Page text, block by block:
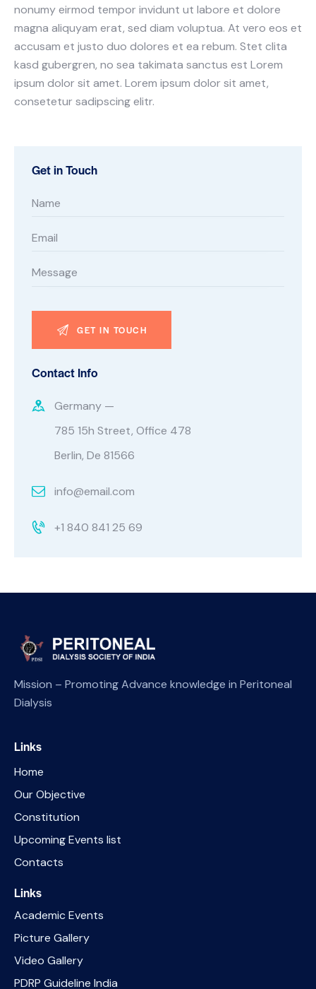
nonumy eirmod tempor invidunt ut labore et dolore
magna aliquyam erat, sed diam voluptua. At vero eos et
accusam et justo duo dolores et ea rebum. Stet clita
kasd gubergren, no sea takimata sanctus est Lorem
ipsum dolor sit amet. Lorem ipsum dolor sit amet,
consetetur sadipscing elitr.
Get in Touch
Contact Info
Germany —
785 15h Street, Office 478
Berlin, De 81566
info@email.com
+1 840 841 25 69
Mission – Promoting Advance knowledge in Peritoneal
Dialysis
Links
Home
Our Objective
Constitution
Upcoming Events list
Contacts
Links
Academic Events
Picture Gallery
Video Gallery
PDRP Guideline India